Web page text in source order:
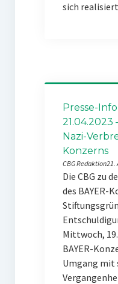
sich
Presse-
21.04.2023
Nazi-
Konzerns
CBG Redaktion21.
Die CBG zu
des BAYER-
Mittwoch,
BAYER-
Umgang mit